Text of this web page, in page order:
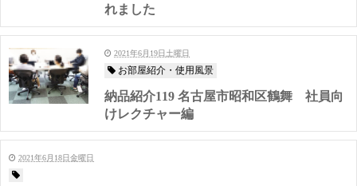
れました
2021年6月19日土曜日
お部屋紹介・使用風景
納品紹介119 名古屋市昭和区鶴舞 社員向
けレクチャー編
2021年6月18日金曜日